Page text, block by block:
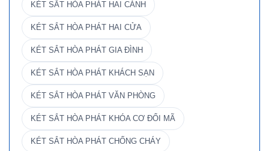
KÉT SẮT HÒA PHÁT HAI CÁNH
KÉT SẮT HÒA PHÁT HAI CỬA
KÉT SẮT HÒA PHÁT GIA ĐÌNH
KÉT SẮT HÒA PHÁT KHÁCH SẠN
KÉT SẮT HÒA PHÁT VĂN PHÒNG
KÉT SẮT HÒA PHÁT KHÓA CƠ ĐỔI MÃ
KÉT SẮT HÒA PHÁT CHỐNG CHÁY